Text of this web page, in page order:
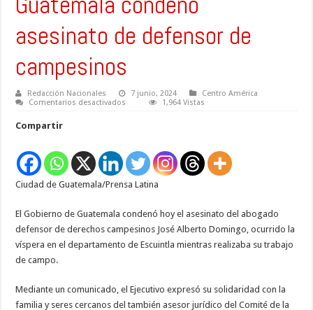
asesinato de defensor de
campesinos
Redacción Nacionales 7 junio, 2024
Centro América
Comentarios desactivados
de
campesinos
1,964 Vistas
Compartir
Ciudad de Guatemala/Prensa Latina
El Gobierno de Guatemala condenó hoy el asesinato del abogado
defensor de derechos campesinos José Alberto Domingo, ocurrido la
víspera en el departamento de Escuintla mientras realizaba su trabajo
de campo.
Mediante un comunicado, el Ejecutivo expresó su solidaridad con la
familia y seres cercanos del también asesor jurídico del Comité de la